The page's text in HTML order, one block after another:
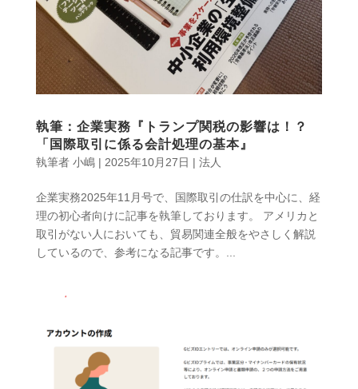
執筆：企業実務『トランプ関税の影響は！？
「国際取引に係る会計処理の基本』
執筆者 小嶋| 2025年10月27日 | 法人
企業実務2025年11月号で、国際取引の仕訳を中心に、経
理の初心者向けに記事を執筆しております。 アメリカと
取引がない人においても、貿易関連全般をやさしく解説
しているので、参考になる記事です。...